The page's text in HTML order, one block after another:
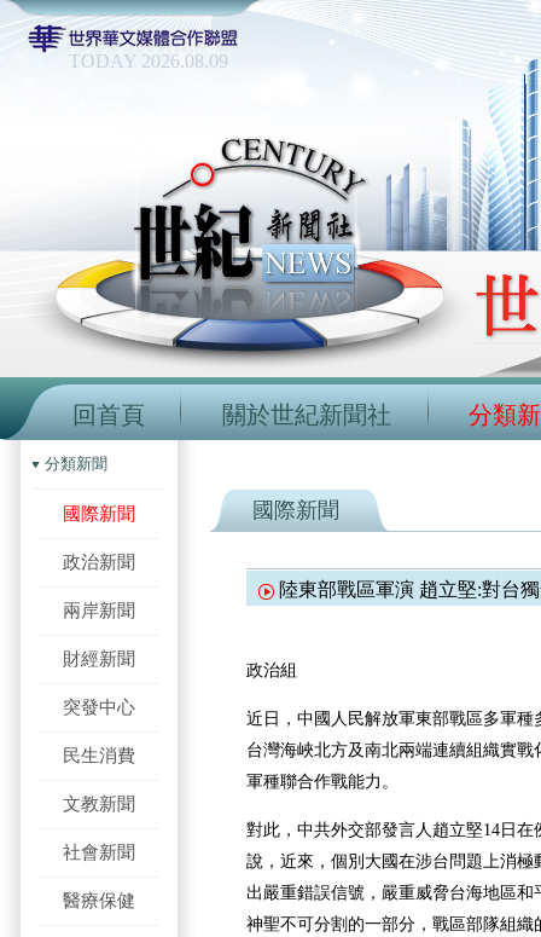
TODAY 2026.08.09
回首頁 關於世紀新聞社 分類
分類新聞
國際新聞
政治新聞
兩岸新聞
財經新聞
突發中心
民生消費
文教新聞
社會新聞
醫療保健
國際新聞
陸東部戰區軍演 趙立堅:對台
政治組
近日，中國人民解放軍東部戰區多軍
台灣海峽北方及南北兩端連續組織實
軍種聯合作戰能力。
對此，中共外交部發言人趙立堅14日
說，近來，個別大國在涉台問題上消極
出嚴重錯誤信號，嚴重威脅台海地區
神聖不可分割的一部分，戰區部隊組